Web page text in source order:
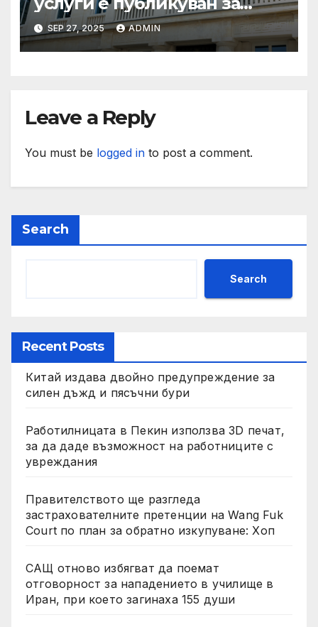
обществено обсъждане
SEP 27, 2025 ADMIN
Leave a Reply
You must be logged in to post a comment.
Search
Search
Recent Posts
Китай издава двойно предупреждение за
силен дъжд и пясъчни бури
Работилницата в Пекин използва 3D печат,
за да даде възможност на работниците с
увреждания
Правителството ще разгледа
застрахователните претенции на Wang Fuk
Court по план за обратно изкупуване: Хоп
САЩ отново избягват да поемат
отговорност за нападението в училище в
Иран, при което загинаха 155 души